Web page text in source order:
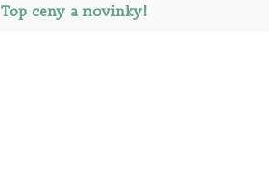
Top ceny a novinky!